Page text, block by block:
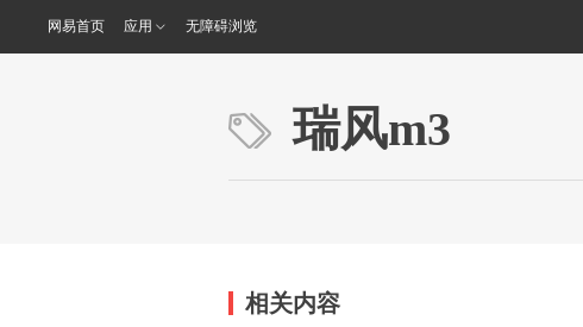
网易首页 应用 无障碍浏览
瑞风m3
相关内容